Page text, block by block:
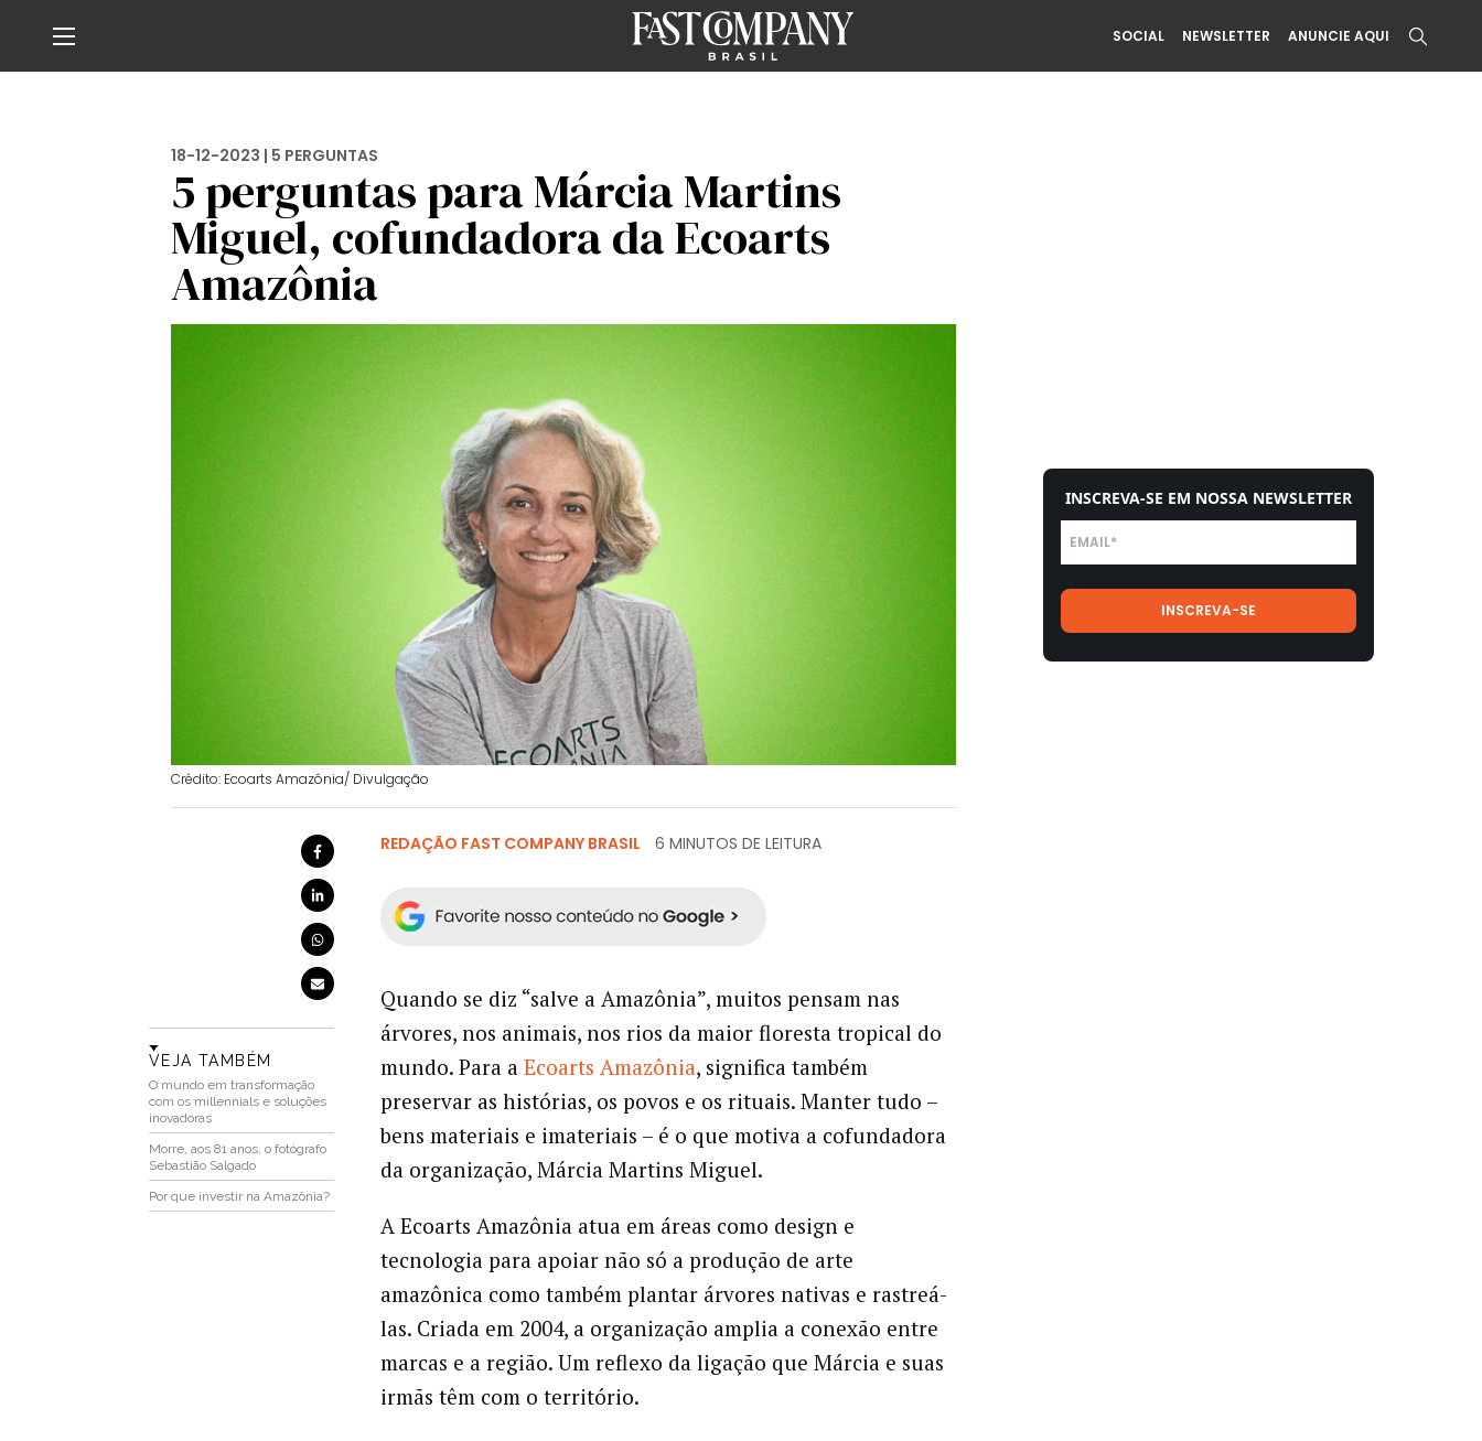
SOCIAL NEWSLETTER ANUNCIE AQUI
18-12-2023 | 5 PERGUNTAS
5 perguntas para Márcia Martins
Miguel, cofundadora da Ecoarts
Amazônia
Crédito: Ecoarts Amazônia/ Divulgação
VEJA TAMBÉM
O mundo em transformação
com os millennials e soluções
inovadoras
Morre, aos 81 anos, o fotógrafo
Sebastião Salgado
Por que investir na Amazônia?
REDAÇÃO FAST COMPANY BRASIL 6 MINUTOS DE LEITURA
Quando se diz “salve a Amazônia”, muitos pensam nas
árvores, nos animais, nos rios da maior floresta tropical do
mundo. Para a Ecoarts Amazônia, significa também
preservar as histórias, os povos e os rituais. Manter tudo –
bens materiais e imateriais – é o que motiva a cofundadora
da organização, Márcia Martins Miguel.
A Ecoarts Amazônia atua em áreas como design e
tecnologia para apoiar não só a produção de arte
amazônica como também plantar árvores nativas e rastreá-
las. Criada em 2004, a organização amplia a conexão entre
marcas e a região. Um reflexo da ligação que Márcia e suas
irmãs têm com o território.
INSCREVA-SE EM NOSSA NEWSLETTER